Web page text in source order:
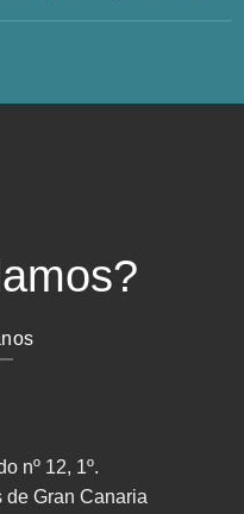
nº 12, 1º.
Gran Canaria